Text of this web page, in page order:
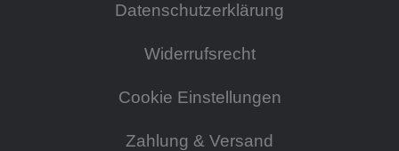
Datenschutzerklärung
Widerrufsrecht
Cookie Einstellungen
Zahlung & Versand